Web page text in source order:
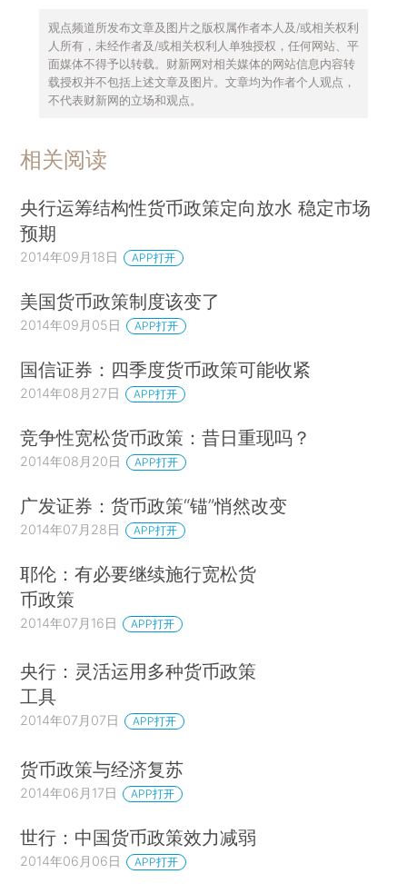
观点频道所发布文章及图片之版权属作者本人及/或相关权利
人所有，未经作者及/或相关权利人单独授权，任何网站、平
面媒体不得予以转载。财新网对相关媒体的网站信息内容转
载授权并不包括上述文章及图片。文章均为作者个人观点，
不代表财新网的立场和观点。
相关阅读
央行运筹结构性货币政策定向放水 稳定市场
预期
2014年09月18日 APP打开
美国货币政策制度该变了
2014年09月05日 APP打开
国信证券：四季度货币政策可能收紧
2014年08月27日 APP打开
竞争性宽松货币政策：昔日重现吗？
2014年08月20日 APP打开
广发证券：货币政策“锚”悄然改变
2014年07月28日 APP打开
耶伦：有必要继续施行宽松货
币政策
2014年07月16日 APP打开
央行：灵活运用多种货币政策
工具
2014年07月07日 APP打开
货币政策与经济复苏
2014年06月17日 APP打开
世行：中国货币政策效力减弱
2014年06月06日 APP打开